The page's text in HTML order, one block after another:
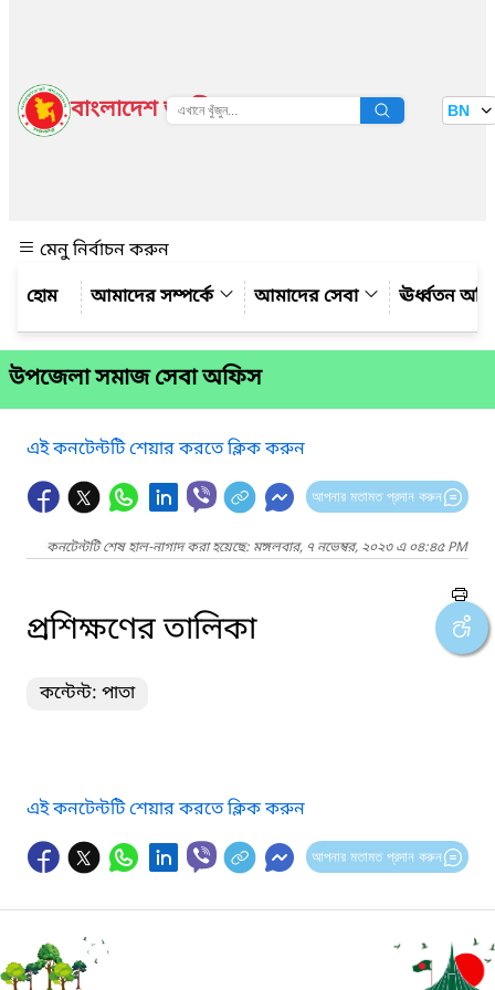
বাংলাদেশ জাতীয় তথ্য বাতায়ন BN
মেনু নির্বাচন করুন
আমাদের সম্পর্কে
আমাদের সেবা ঊর্ধ্বতন
উপজেলা সমাজ সেবা অফিস
এই কনটেন্টটি শেয়ার করতে ক্লিক করুন
আপনার মতামত প্রদান করুন
কনটেন্টটি শেষ হাল-নাগাদ করা হয়েছে: মঙ্গলবার, ৭ নভেম্বর, ২০২৩ এ ০৪:৪৫ PM
প্রশিক্ষণের তালিকা
কন্টেন্ট: পাতা
এই কনটেন্টটি শেয়ার করতে ক্লিক করুন
আপনার মতামত প্রদান করুন